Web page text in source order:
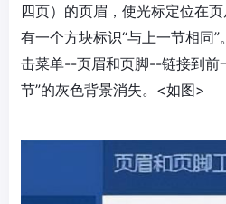
四页）的页眉，使光标定位在
有一个方块标识“与上一节相同
击菜单--页眉和页脚--链接到前
节”的灰色背景消失。<如图>